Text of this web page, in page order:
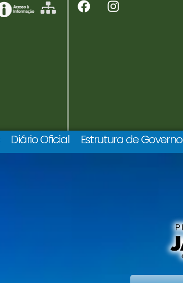
Diário Oficial Estrutura de Governo